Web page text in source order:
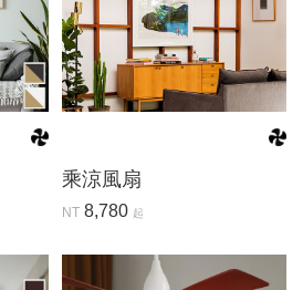
乘涼風扇
NT 8,780 起